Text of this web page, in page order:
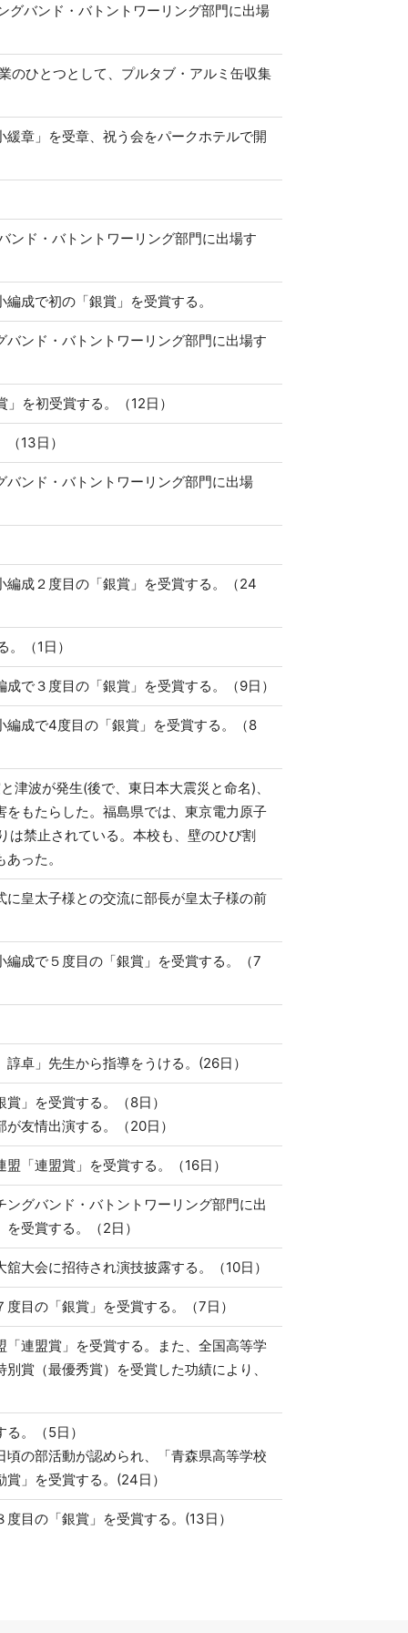
グバンド・バトントワーリング部門に出場
のひとつとして、プルタブ・アルミ缶収集
章」を受章、祝う会をパークホテルで開
ンド・バトントワーリング部門に出場す
成で初の「銀賞」を受賞する。
ンド・バトントワーリング部門に出場す
を初受賞する。（12日）
13日）
ンド・バトントワーリング部門に出場
成２度目の「銀賞」を受賞する。（24
（1日）
で３度目の「銀賞」を受賞する。（9日）
成で4度目の「銀賞」を受賞する。（8
波が発生(後で、東日本大震災と命名)、
もたらした。福島県では、東京電力原子
は禁止されている。本校も、壁のひび割
った。
皇太子様との交流に部長が皇太子様の前
成で５度目の「銀賞」を受賞する。（7
卓」先生から指導をうける。(26日）
」を受賞する。（8日）
友情出演する。（20日）
「連盟賞」を受賞する。（16日）
グバンド・バトントワーリング部門に出
受賞する。（2日）
大会に招待され演技披露する。（10日）
目の「銀賞」を受賞する。（7日）
連盟賞」を受賞する。また、全国高等学
賞（最優秀賞）を受賞した功績により、
。（5日）
の部活動が認められ、「青森県高等学校
」を受賞する。(24日）
目の「銀賞」を受賞する。(13日）